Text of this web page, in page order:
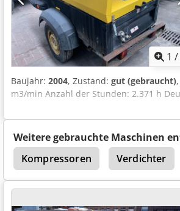
1 /
Baujahr: 2004, Zustand: gut (gebraucht)
m3/min Anzahl der Stunden: 2.371 h
Weitere gebrauchte Maschinen
Kompressoren
Verdichter